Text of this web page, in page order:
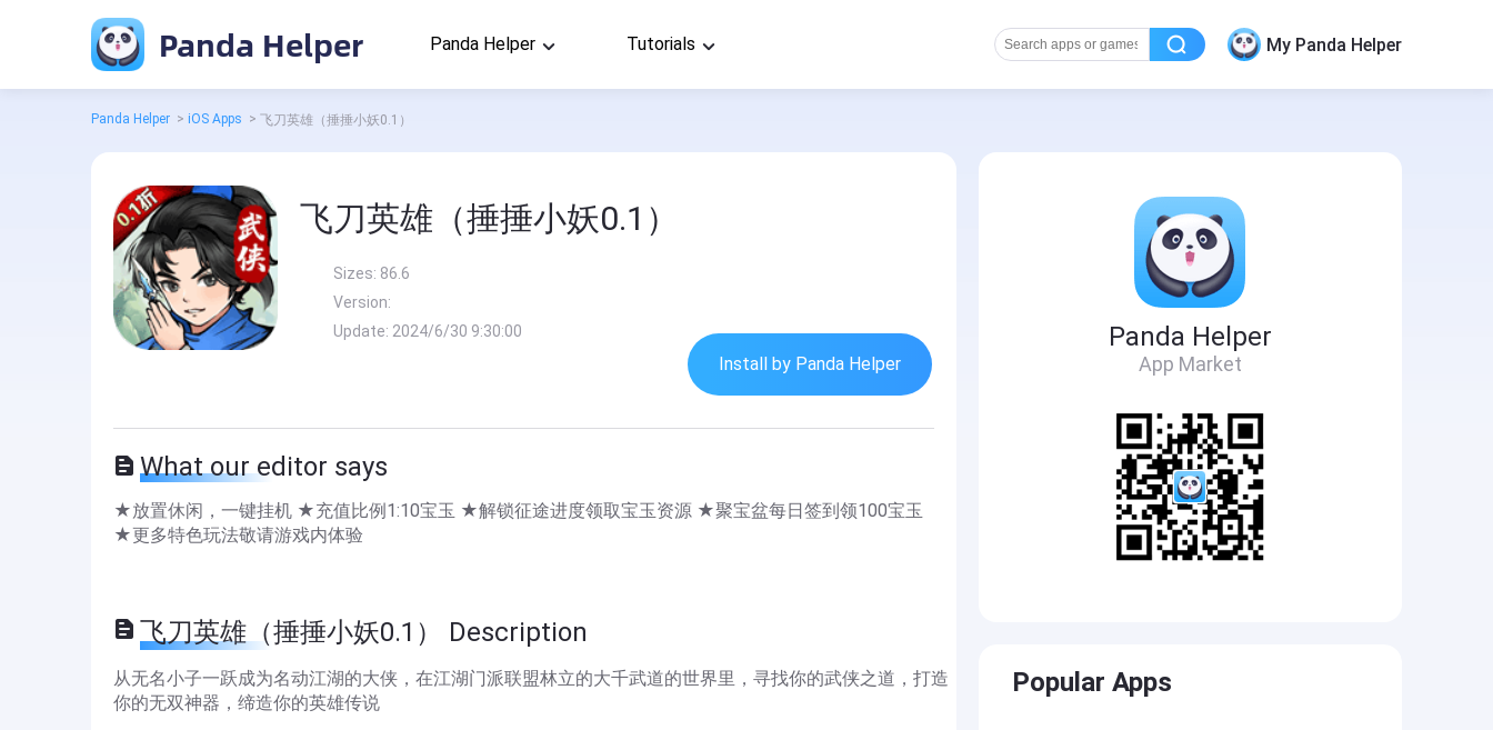
Panda Helper Panda Helper Tutorials My Panda Helper
Panda Helper > iOS Apps > 飞刀英雄（捶捶小妖0.1）
飞刀英雄（捶捶小妖0.1）
Sizes: 86.6
Version:
Update: 2024/6/30 9:30:00
Install by Panda Helper
What our editor says
★放置休闲，一键挂机 ★充值比例1:10宝玉 ★解锁征途进度领取宝玉资源 ★聚宝盆每日签到领100宝玉
★更多特色玩法敬请游戏内体验
飞刀英雄（捶捶小妖0.1） Description
从无名小子一跃成为名动江湖的大侠，在江湖门派联盟林立的大千武道的世界里，寻找你的武侠之道，打造
你的无双神器，缔造你的英雄传说
Panda Helper
App Market
Popular Apps